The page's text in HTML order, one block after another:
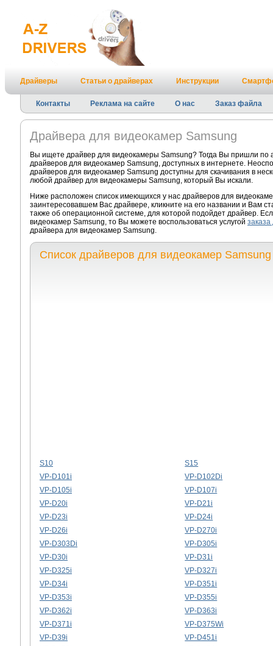
Драйверы Статьи о драйверах Инструкции
Контакты Реклама на сайте О нас Заказ файла
Драйвера для видеокамер Samsung
Вы ищете драйвер для видеокамеры Samsung? Тогда Вы пришли
драйверов для видеокамер Samsung, доступных в интернете.
драйверов для видеокамер Samsung доступны для скачивания в
любой драйвер для видеокамеры Samsung, который Вы искали.
Ниже расположен список имеющихся у нас драйверов для
заинтересовавшем Вас драйвере, кликните на его названии и Вам
также об операционной системе, для которой подойдет драйвер.
видеокамер Samsung, то Вы можете воспользоваться услугой
драйвера для видеокамер Samsung.
Список драйверов для видеокамер Samsung
S10
S15
VP-D101i
VP-D102Di
VP-D105i
VP-D107i
VP-D20i
VP-D21i
VP-D23i
VP-D24i
VP-D26i
VP-D270i
VP-D303Di
VP-D305i
VP-D30i
VP-D31i
VP-D325i
VP-D327i
VP-D34i
VP-D351i
VP-D353i
VP-D355i
VP-D362i
VP-D363i
VP-D371i
VP-D375Wi
VP-D39i
VP-D451i